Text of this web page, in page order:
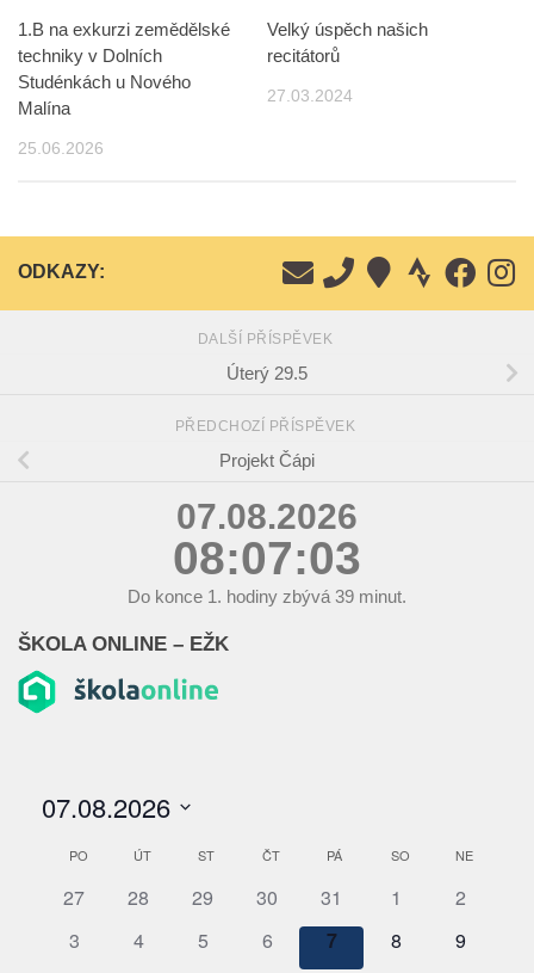
1.B na exkurzi zemědělské
techniky v Dolních
Studénkách u Nového
Malína
25.06.2026
Velký úspěch našich
recitátorů
27.03.2024
ODKAZY:
DALŠÍ PŘÍSPĚVEK
Úterý 29.5
PŘEDCHOZÍ PŘÍSPĚVEK
Projekt Čápi
07.08.2026
08:07:04
Do konce 1. hodiny zbývá 39 minut.
ŠKOLA ONLINE – EŽK